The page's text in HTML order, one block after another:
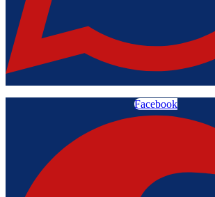
Facebook